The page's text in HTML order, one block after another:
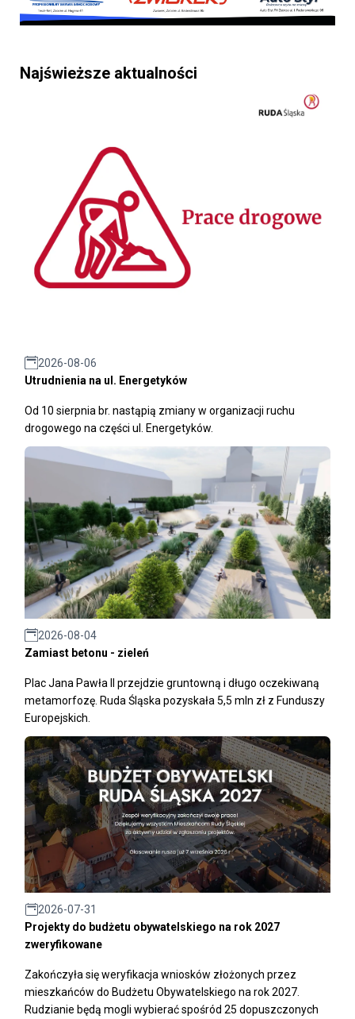
Najświeższe aktualności
2026-08-06
Utrudnienia na ul. Energetyków
Od 10 sierpnia br. nastąpią zmiany w organizacji ruchu
drogowego na części ul. Energetyków.
2026-08-04
Zamiast betonu - zieleń
Plac Jana Pawła II przejdzie gruntowną i długo oczekiwaną
metamorfozę. Ruda Śląska pozyskała 5,5 mln zł z Funduszy
Europejskich.
2026-07-31
Projekty do budżetu obywatelskiego na rok 2027
zweryfikowane
Zakończyła się weryfikacja wniosków złożonych przez
mieszkańców do Budżetu Obywatelskiego na rok 2027.
Rudzianie będą mogli wybierać spośród 25 dopuszczonych